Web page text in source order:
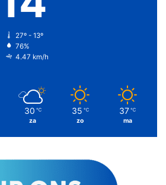
27º - 13º
76%
4.47 km/h
30 ℃
za
35 ℃
zo
37 ℃
ma